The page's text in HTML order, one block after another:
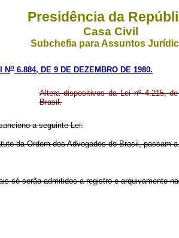
Presidência da
Casa Civil
Subchefia para Assuntos
No 6.884, DE 9 DE DEZEMBRO DE 1980.
Altera dispositivos da Lei nº 4.215,
Brasil.
a seguinte Lei:
da Ordem dos Advogados do Brasil, passam
serão admitidos a registro e arquivamento